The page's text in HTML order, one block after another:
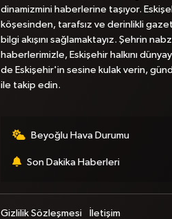
dinamizmini haberlerine taşıyor.
köşesinden, tarafsız ve derinlikli
bilgi akışını sağlamaktayız. Şehrin
haberlerimizle, Eskişehir halkını
de Eskişehir'in sesine kulak verin,
ile takip edin.
Beyoğlu Hava Durumu
Son Dakika Haberleri
Gizlilik Sözleşmesi İletişim